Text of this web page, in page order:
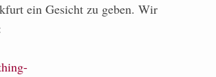
ein Gesicht zu geben. Wir